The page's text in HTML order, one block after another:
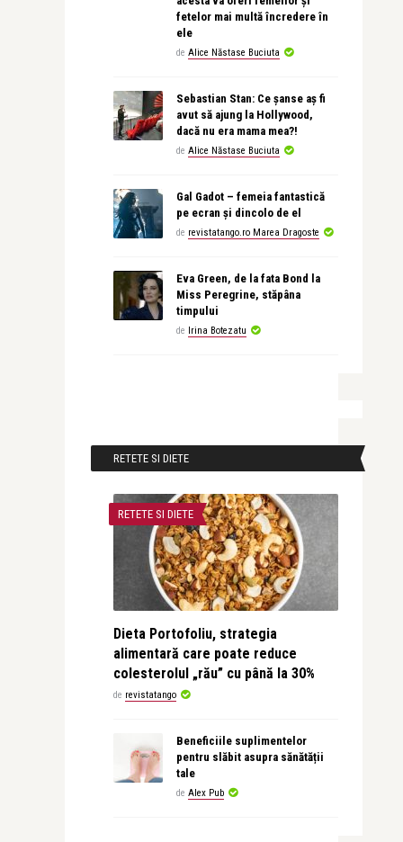
fetelor mai multă încredere în
ele
de Alice Năstase Buciuta
Sebastian Stan: Ce șanse aș fi
avut să ajung la Hollywood,
dacă nu era mama mea?!
de Alice Năstase Buciuta
Gal Gadot – femeia fantastică
pe ecran și dincolo de el
de revistatango.ro Marea Dragoste
Eva Green, de la fata Bond la
Miss Peregrine, stăpâna
timpului
de Irina Botezatu
RETETE SI DIETE
RETETE SI DIETE
Dieta Portofoliu, strategia
alimentară care poate reduce
colesterolul „rău” cu până la 30%
de revistatango
Beneficiile suplimentelor
pentru slăbit asupra sănătății
tale
de Alex Pub